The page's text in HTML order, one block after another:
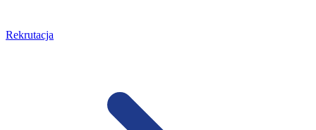
Rekrutacja